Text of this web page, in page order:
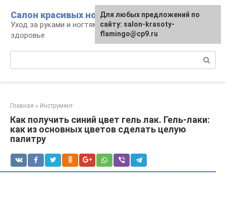
контенту
Салон красивых ноготков
Уход за руками и ногтями, красота и
здоровье
Главная » Инструмент
Как получить синий цвет гель лак. Гель-лаки:
как из основных цветов сделать целую
палитру
Для любых предложений по
сайту: salon-krasoty-
flamingo@cp9.ru